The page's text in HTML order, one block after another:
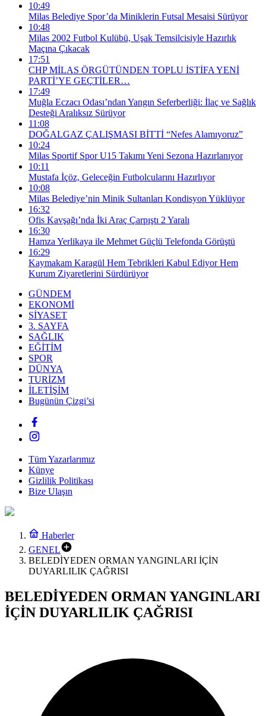
10:49
Milas Belediye Spor’da Miniklerin Futsal Mesaisi Sürüyor
10:48
Milas 2002 Futbol Kulübü, Uşak Temsilcisiyle Hazırlık
Maçına Çıkacak
17:51
CHP MİLAS ÖRGÜTÜNDEN TOPLU İSTİFA YENİ
PARTİ’YE GEÇTİLER…
17:49
Muğla Eczacı Odası’ndan Yangın Seferberliği: İlaç ve Sağlık
Desteği Aralıksız Sürüyor
11:08
DOĞALGAZ ÇALIŞMASI BİTTİ “Nefes Alamıyoruz”
10:24
Milas Sportif Spor U15 Takımı Yeni Sezona Hazırlanıyor
10:11
Mustafa İçöz, Geleceğin Futbolcularını Hazırlıyor
10:08
Milas Belediye’nin Minik Sultanları Kondisyon Yüklüyor
16:32
Ofis Kavşağı’nda İki Araç Çarpıştı 2 Yaralı
16:30
Hamza Yerlikaya ile Mehmet Güçlü Telefonda Görüştü
16:29
Kaymakam Karagül Hem Tebrikleri Kabul Ediyor Hem
Kurum Ziyaretlerini Sürdürüyor
GÜNDEM
EKONOMİ
SİYASET
3. SAYFA
SAĞLIK
EĞİTİM
SPOR
DÜNYA
TURİZM
İLETİŞİM
Bugünün Çizgi’si
Tüm Yazarlarımız
Künye
Gizlilik Politikası
Bize Ulaşın
Haberler
GENEL
BELEDİYEDEN ORMAN YANGINLARI İÇİN
DUYARLILIK ÇAĞRISI
BELEDİYEDEN ORMAN YANGINLARI
İÇİN DUYARLILIK ÇAĞRISI